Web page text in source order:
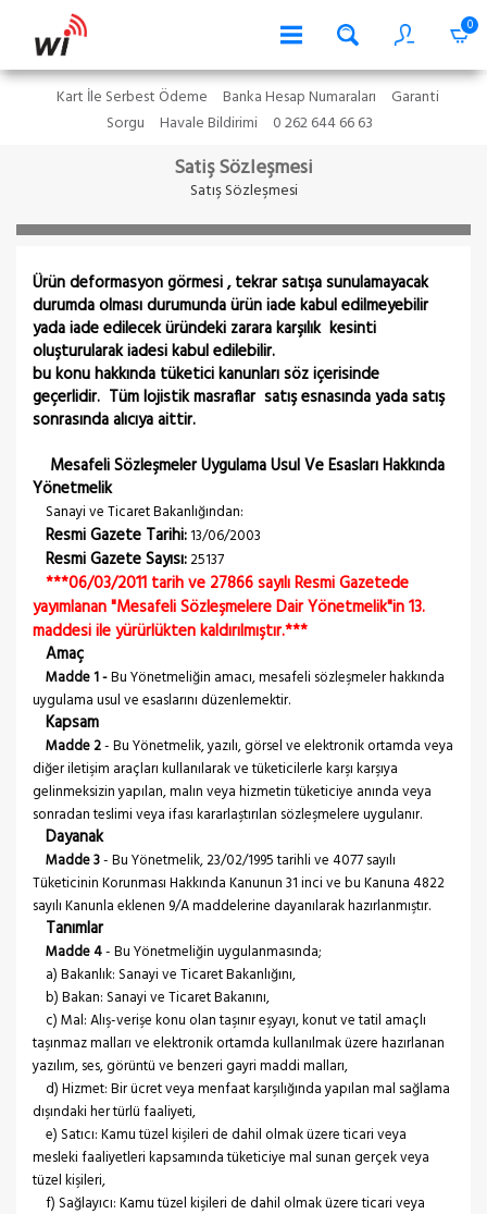
0
Kart İle Serbest Ödeme Banka Hesap Numaraları
Garanti
Sorgu
Havale Bildirimi 0 262 644 66 63
Satiş Sözleşmesi
Satış Sözleşmesi
Ürün deformasyon görmesi , tekrar satışa sunulamayacak
durumda olması durumunda ürün iade kabul edilmeyebilir
yada iade edilecek üründeki zarara karşılık kesinti
oluşturularak iadesi kabul edilebilir.
bu konu hakkında tüketici kanunları söz içerisinde
geçerlidir. Tüm lojistik masraflar satış esnasında yada satış
sonrasında alıcıya aittir.
Mesafeli Sözleşmeler Uygulama Usul Ve Esasları Hakkında
Yönetmelik
Sanayi ve Ticaret Bakanlığından:
Resmi Gazete Tarihi:13/06/2003
Resmi Gazete Sayısı:25137
***06/03/2011 tarih ve 27866 sayılı Resmi Gazetede
yayımlanan "Mesafeli Sözleşmelere Dair Yönetmelik"in 13.
maddesi ile yürürlükten kaldırılmıştır.***
Amaç
Madde 1 -Bu Yönetmeliğin amacı, mesafeli sözleşmeler hakkında
uygulama usul ve esaslarını düzenlemektir.
Kapsam
Madde 2- Bu Yönetmelik, yazılı, görsel ve elektronik ortamda veya
diğer iletişim araçları kullanılarak ve tüketicilerle karşı karşıya
gelinmeksizin yapılan, malın veya hizmetin tüketiciye anında veya
sonradan teslimi veya ifası kararlaştırılan sözleşmelere uygulanır.
Dayanak
Madde 3- Bu Yönetmelik, 23/02/1995 tarihli ve 4077 sayılı
Tüketicinin Korunması Hakkında Kanunun 31 inci ve bu Kanuna 4822
sayılı Kanunla eklenen 9/A maddelerine dayanılarak hazırlanmıştır.
Tanımlar
Madde 4- Bu Yönetmeliğin uygulanmasında;
a) Bakanlık: Sanayi ve Ticaret Bakanlığını,
b) Bakan: Sanayi ve Ticaret Bakanını,
c) Mal: Alış-verişe konu olan taşınır eşyayı, konut ve tatil amaçlı
taşınmaz malları ve elektronik ortamda kullanılmak üzere hazırlanan
yazılım, ses, görüntü ve benzeri gayri maddi malları,
d) Hizmet: Bir ücret veya menfaat karşılığında yapılan mal sağlama
dışındaki her türlü faaliyeti,
e) Satıcı: Kamu tüzel kişileri de dahil olmak üzere ticari veya
mesleki faaliyetleri kapsamında tüketiciye mal sunan gerçek veya
tüzel kişileri,
f) Sağlayıcı: Kamu tüzel kişileri de dahil olmak üzere ticari veya